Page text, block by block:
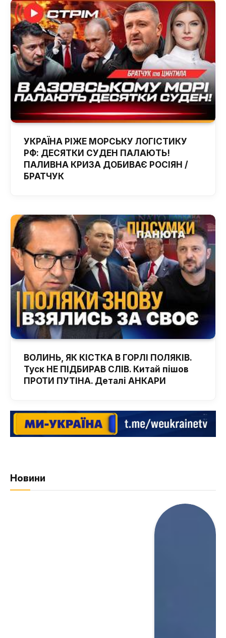
УКРАЇНА РІЖЕ МОРСЬКУ ЛОГІСТИКУ
РФ: ДЕСЯТКИ СУДЕН ПАЛАЮТЬ!
ПАЛИВНА КРИЗА ДОБИВАЄ РОСІЯН /
БРАТЧУК
ВОЛИНЬ, ЯК КІСТКА В ГОРЛІ ПОЛЯКІВ.
Туск НЕ ПІДБИРАВ СЛІВ. Китай пішов
ПРОТИ ПУТІНА. Деталі АНКАРИ
Новини